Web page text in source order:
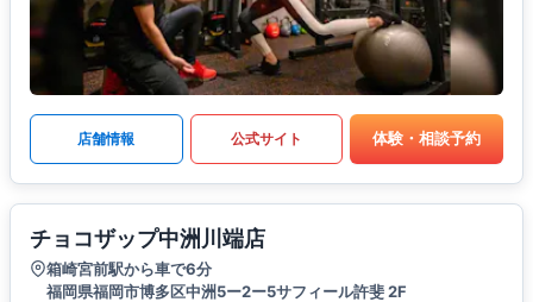
店舗情報 公式サイト 体験・相談予約
チョコザップ中洲川端店
箱崎宮前駅から車で6分
福岡県福岡市博多区中洲5ー2ー5サフィール許斐 2F